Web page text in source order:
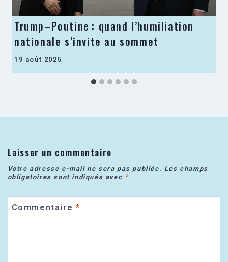
Trump–Poutine : quand l’humiliation
nationale s’invite au sommet
19 août 2025
Laisser un commentaire
Votre adresse e-mail ne sera pas publiée. Les champs
obligatoires sont indiqués avec *
Commentaire *